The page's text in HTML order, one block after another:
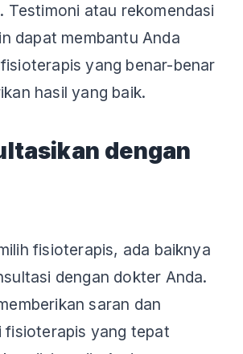
Testimoni atau rekomendasi
dapat membantu Anda
yang benar-benar
hasil yang baik.
dengan
fisioterapis, ada baiknya
dengan dokter Anda.
saran dan
fisioterapis yang tepat